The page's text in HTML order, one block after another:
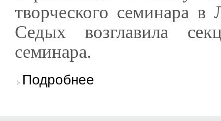
творческого семинара в
Седых возглавила
семинара.
Подробнее